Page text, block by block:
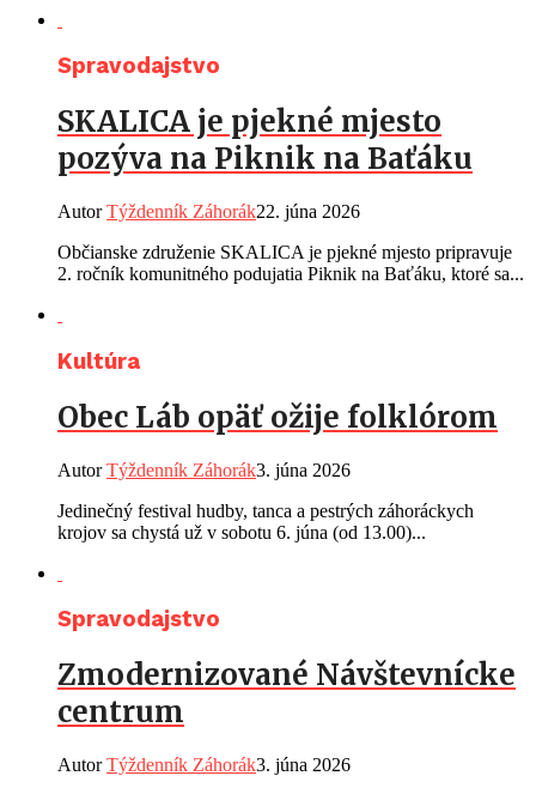
Spravodajstvo
SKALICA je pjekné mjesto
pozýva na Piknik na Baťáku
AutorTýždenník Záhorák22. júna 2026
Občianske združenie SKALICA je pjekné mjesto pripravuje
2. ročník komunitného podujatia Piknik na Baťáku, ktoré sa...
Kultúra
Obec Láb opäť ožije folklórom
AutorTýždenník Záhorák3. júna 2026
Jedinečný festival hudby, tanca a pestrých záhoráckych
krojov sa chystá už v sobotu 6. júna (od 13.00)...
Spravodajstvo
Zmodernizované Návštevnícke
centrum
AutorTýždenník Záhorák3. júna 2026